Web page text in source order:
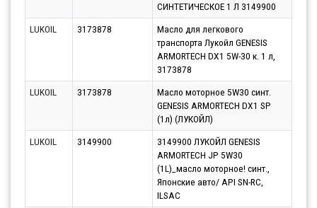
СИНТЕТИЧЕСКОЕ 1 Л 3149900
LUKOIL 3173878
Масло для легкового
транспорта Лукойл GENESIS
ARMORTECH DX1 5W-30 к. 1 л,
3173878
LUKOIL 3173878
Масло моторное 5W30 синт.
GENESIS ARMORTECH DX1 SP
(1л) (ЛУКОЙЛ)
LUKOIL 3149900
3149900 ЛУКОЙЛ GENESIS
ARMORTECH JP 5W30
(1L)_масло моторное! синт.,
Японские авто/ API SN-RC,
ILSAC